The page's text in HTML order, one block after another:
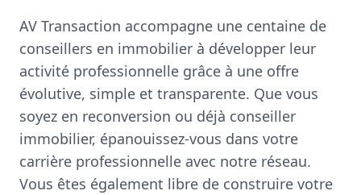
AV Transaction accompagne une centaine de
conseillers en immobilier à développer leur
activité professionnelle grâce à une offre
évolutive, simple et transparente. Que vous
soyez en reconversion ou déjà conseiller
immobilier, épanouissez-vous dans votre
carrière professionnelle avec notre réseau.
Vous êtes également libre de construire votre